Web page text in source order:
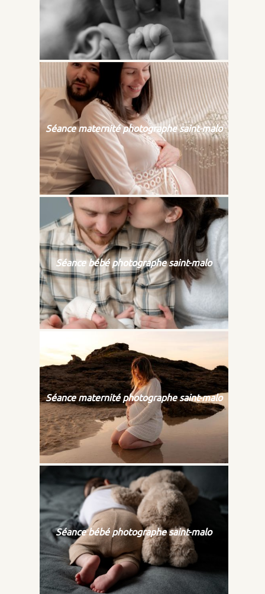
Séance maternité photographe saint-malo
Séance bébé photographe saint-malo
Séance maternité photographe saint-malo
Séance bébé photographe saint-malo